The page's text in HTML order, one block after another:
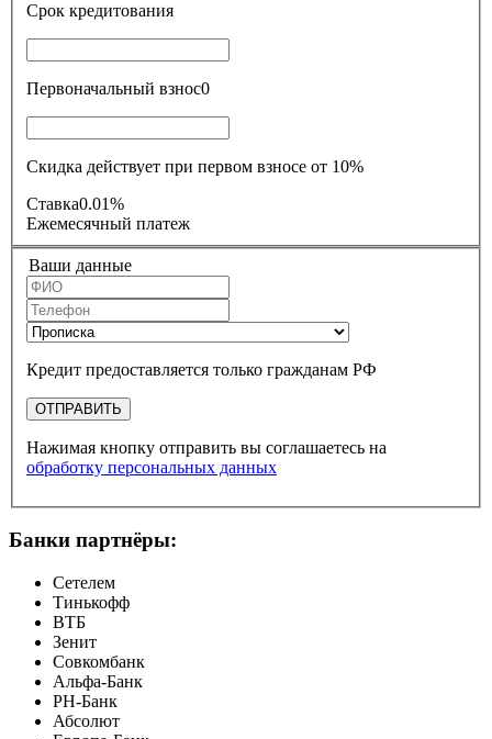
Срок кредитования
Первоначальный взнос0
Скидка действует при первом взносе от 10%
Ставка0.01%
Ежемесячный платеж
Ваши данные
Кредит предоставляется только гражданам РФ
ОТПРАВИТЬ
Нажимая кнопку отправить вы соглашаетесь на
обработку персональных данных
Банки партнёры:
Сетелем
Тинькофф
ВТБ
Зенит
Совкомбанк
Альфа-Банк
РН-Банк
Абсолют